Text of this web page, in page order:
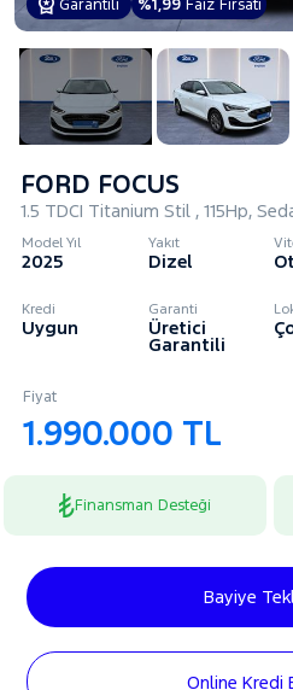
Garantili %1,99Faiz Fırsatı
FORD FOCUS
1.5 TDCI Titanium Stil , 115Hp,
Model Yıl
2025
Yakıt
Dizel
Kredi
Uygun
Garanti
Üretici
Garantili
Fiyat
1.990.000 TL
Finansman Desteği
Bayiye
Online Kredi